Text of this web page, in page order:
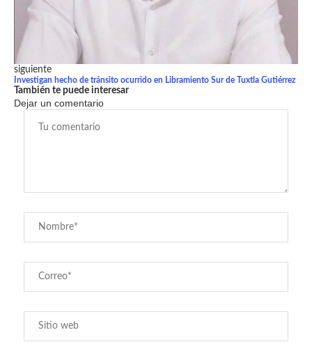
siguiente
Investigan hecho de tránsito ocurrido en Libramiento Sur de Tuxtla Gutiérrez
También te puede interesar
Dejar un comentario